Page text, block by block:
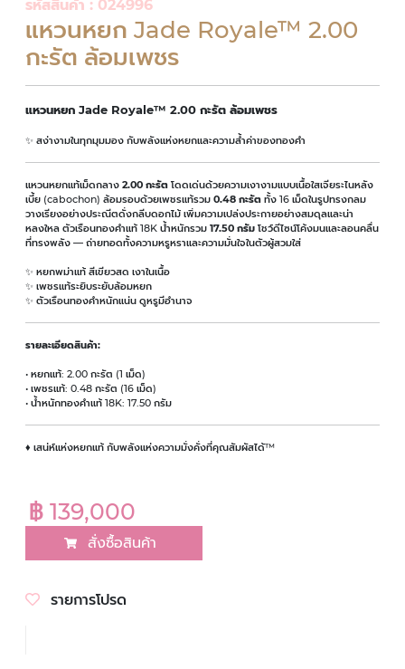
รหัสสินค้า : 024996
แหวนหยก Jade Royale™ 2.00
กะรัต ล้อมเพชร
แหวนหยก Jade Royale™ 2.00 กะรัต ล้อมเพชร
✨ สง่างามในทุกมุมมอง กับพลังแห่งหยกและความล้ำค่าของทองคำ
แหวนหยกแท้เม็ดกลาง 2.00 กะรัต โดดเด่นด้วยความเงางามแบบเนื้อใสเจียระไนหลัง
เบี้ย (cabochon) ล้อมรอบด้วยเพชรแท้รวม 0.48 กะรัต ทั้ง 16 เม็ดในรูปทรงกลม
วางเรียงอย่างประณีตดั่งกลีบดอกไม้ เพิ่มความเปล่งประกายอย่างสมดุลและน่า
หลงใหล ตัวเรือนทองคำแท้ 18K น้ำหนักรวม 17.50 กรัม โชว์ดีไซน์โค้งมนและลอนคลื่น
ที่ทรงพลัง — ถ่ายทอดทั้งความหรูหราและความมั่นใจในตัวผู้สวมใส่
✨ หยกพม่าแท้ สีเขียวสด เงาในเนื้อ
✨ เพชรแท้ระยิบระยับล้อมหยก
✨ ตัวเรือนทองคำหนักแน่น ดูหรูมีอำนาจ
รายละเอียดสินค้า:
• หยกแท้: 2.00 กะรัต (1 เม็ด)
• เพชรแท้: 0.48 กะรัต (16 เม็ด)
• น้ำหนักทองคำแท้ 18K: 17.50 กรัม
♦ เสน่ห์แห่งหยกแท้ กับพลังแห่งความมั่งคั่งที่คุณสัมผัสได้™
฿ 139,000
สั่งซื้อสินค้า
รายการโปรด